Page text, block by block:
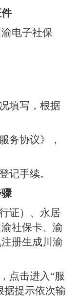
电子社保
填写，根据
务协议》，
记手续。
证）、永居
社保卡、渝
册生成川渝
点击进入“服
据提示依次输